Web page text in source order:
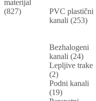
materijal
(827)
PVC plastični
kanali (253)
Bezhalogeni
kanali (24)
Lepljive trake
(2)
Podni kanali
(19)